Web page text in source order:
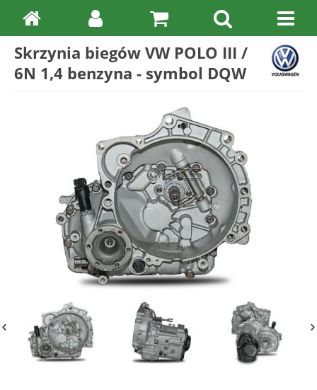
Skrzynia biegów VW POLO III /
6N 1,4 benzyna - symbol DQW